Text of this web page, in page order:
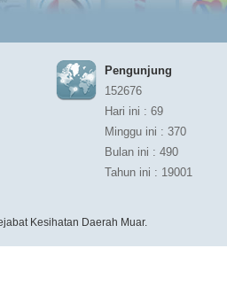
Pengunjung
152676
Hari ini : 69
Minggu ini : 370
Bulan ini : 490
Tahun ini : 19001
Kesihatan Daerah Muar.